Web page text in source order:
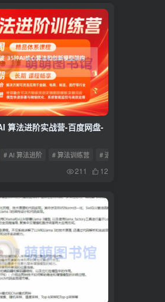
划 # 智能驱动 Python 开发实战集训营
算法进阶实战营-百度网盘-
# AI 算法进阶 # 算法训练营 # 进阶 AI 算法
211 12